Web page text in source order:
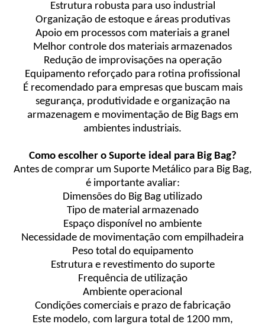
Estrutura robusta para uso industrial
Organização de estoque e áreas produtivas
Apoio em processos com materiais a granel
Melhor controle dos materiais armazenados
Redução de improvisações na operação
Equipamento reforçado para rotina profissional
É recomendado para empresas que buscam mais
segurança, produtividade e organização na
armazenagem e movimentação de Big Bags em
ambientes industriais.
Como escolher o Suporte ideal para Big Bag?
Antes de comprar um Suporte Metálico para Big Bag,
é importante avaliar:
Dimensões do Big Bag utilizado
Tipo de material armazenado
Espaço disponível no ambiente
Necessidade de movimentação com empilhadeira
Peso total do equipamento
Estrutura e revestimento do suporte
Frequência de utilização
Ambiente operacional
Condições comerciais e prazo de fabricação
Este modelo, com largura total de 1200 mm,